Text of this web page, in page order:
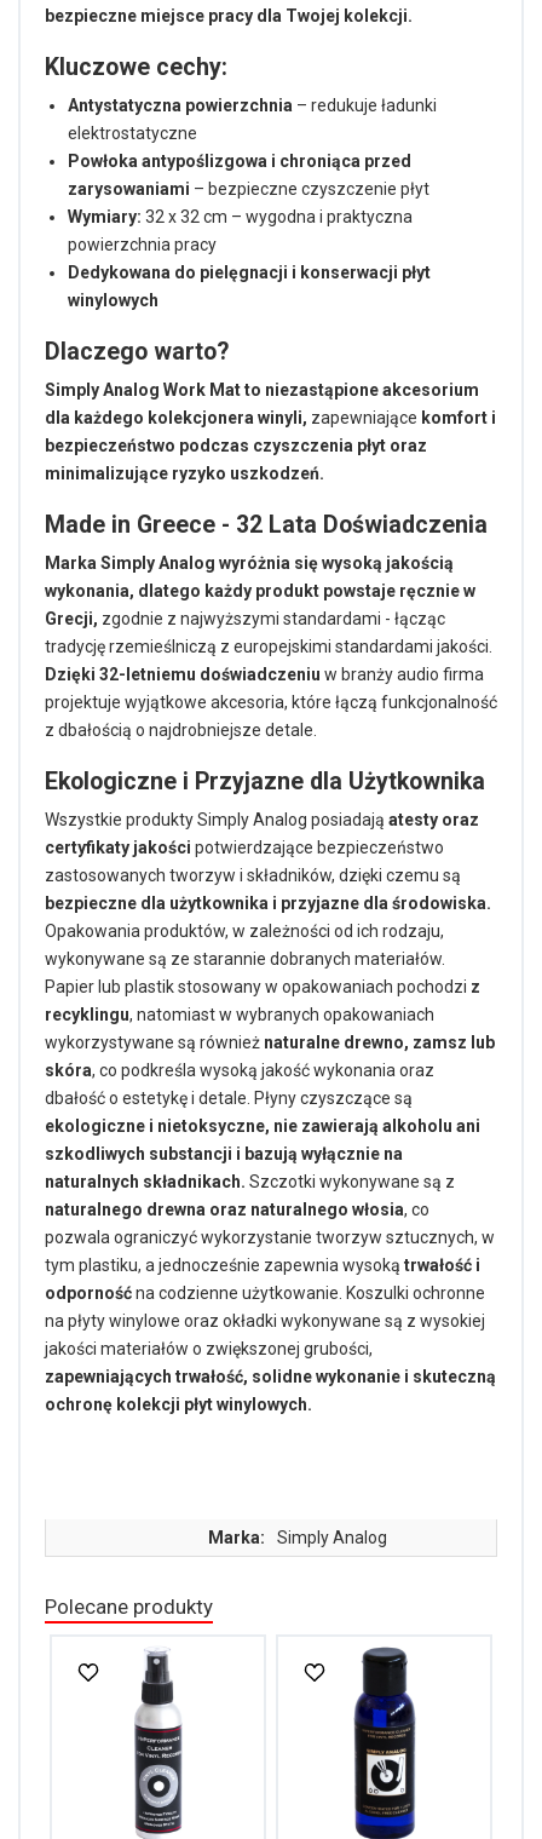
bezpieczne miejsce pracy dla Twojej kolekcji.
Kluczowe cechy:
Antystatyczna powierzchnia – redukuje ładunki
elektrostatyczne
Powłoka antypoślizgowa i chroniąca przed
zarysowaniami – bezpieczne czyszczenie płyt
Wymiary: 32 x 32 cm – wygodna i praktyczna
powierzchnia pracy
Dedykowana do pielęgnacji i konserwacji płyt
winylowych
Dlaczego warto?
Simply Analog Work Mat to niezastąpione akcesorium
dla każdego kolekcjonera winyli, zapewniające komfort i
bezpieczeństwo podczas czyszczenia płyt oraz
minimalizujące ryzyko uszkodzeń.
Made in Greece - 32 Lata Doświadczenia
Marka Simply Analog wyróżnia się wysoką jakością
wykonania, dlatego każdy produkt powstaje ręcznie w
Grecji, zgodnie z najwyższymi standardami - łącząc
tradycję rzemieślniczą z europejskimi standardami jakości.
Dzięki 32-letniemu doświadczeniu w branży audio firma
projektuje wyjątkowe akcesoria, które łączą funkcjonalność
z dbałością o najdrobniejsze detale.
Ekologiczne i Przyjazne dla Użytkownika
Wszystkie produkty Simply Analog posiadają atesty oraz
certyfikaty jakości potwierdzające bezpieczeństwo
zastosowanych tworzyw i składników, dzięki czemu są
bezpieczne dla użytkownika i przyjazne dla środowiska.
Opakowania produktów, w zależności od ich rodzaju,
wykonywane są ze starannie dobranych materiałów.
Papier lub plastik stosowany w opakowaniach pochodzi z
recyklingu, natomiast w wybranych opakowaniach
wykorzystywane są również naturalne drewno, zamsz lub
skóra, co podkreśla wysoką jakość wykonania oraz
dbałość o estetykę i detale. Płyny czyszczące są
ekologiczne i nietoksyczne, nie zawierają alkoholu ani
szkodliwych substancji i bazują wyłącznie na
naturalnych składnikach. Szczotki wykonywane są z
naturalnego drewna oraz naturalnego włosia, co
pozwala ograniczyć wykorzystanie tworzyw sztucznych, w
tym plastiku, a jednocześnie zapewnia wysoką trwałość i
odpornośćna codzienne użytkowanie. Koszulki ochronne
na płyty winylowe oraz okładki wykonywane są z wysokiej
jakości materiałów o zwiększonej grubości,
zapewniających trwałość, solidne wykonanie i skuteczną
ochronę kolekcji płyt winylowych.
Marka: Simply Analog
Polecane produkty